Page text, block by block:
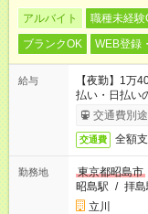
アルバイト 職種未経験
ブランクOK
WEB登録
給与
【夜勤】1万
払い・日払い
交通費別
交通費 全額
勤務地
東京都昭島市
昭島駅 / 拝島
立川